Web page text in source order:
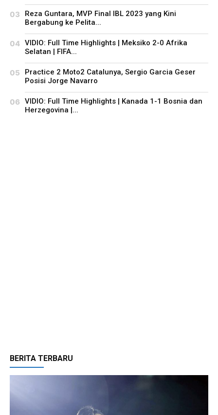
Reza Guntara, MVP Final IBL 2023 yang Kini
Bergabung ke Pelita...
VIDIO: Full Time Highlights | Meksiko 2-0 Afrika
Selatan | FIFA...
Practice 2 Moto2 Catalunya, Sergio Garcia Geser
Posisi Jorge Navarro
VIDIO: Full Time Highlights | Kanada 1-1 Bosnia dan
Herzegovina |...
BERITA TERBARU